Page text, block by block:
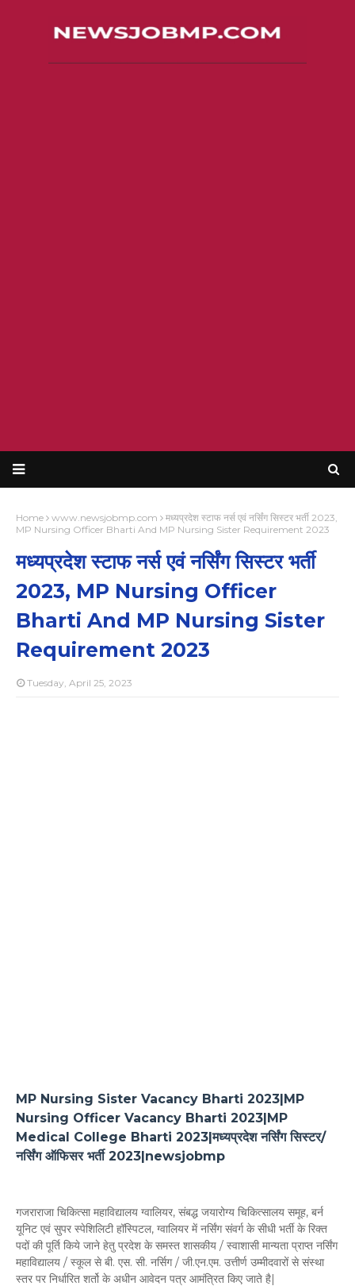
Home www.newsjobmp.com
मध्यप्रदेश स्टाफ नर्स एवं नर्सिंग सिस्टर भर्ती 2023,
MP Nursing Officer Bharti And MP Nursing Sister Requirement 2023
मध्यप्रदेश स्टाफ नर्स एवं नर्सिंग सिस्टर भर्ती
2023, MP Nursing Officer
Bharti And MP Nursing Sister
Requirement 2023
Tuesday, April 25, 2023
MP Nursing Sister Vacancy Bharti 2023|MP
Nursing Officer Vacancy Bharti 2023|MP
Medical College Bharti 2023|मध्यप्रदेश नर्सिंग सिस्टर/
नर्सिंग ऑफिसर भर्ती 2023|newsjobmp
गजराराजा चिकित्सा महाविद्यालय ग्वालियर, संबद्ध जयारोग्य चिकित्सालय समूह, बर्न
यूनिट एवं सुपर स्पेशिलिटी हॉस्पिटल, ग्वालियर में नर्सिंग संवर्ग के सीधी भर्ती के रिक्त
पदों की पूर्ति किये जाने हेतु प्रदेश के समस्त शासकीय / स्वाशासी मान्यता प्राप्त नर्सिंग
महाविद्यालय / स्कूल से बी. एस. सी. नर्सिग / जी.एन.एम. उत्तीर्ण उम्मीदवारों से संस्था
स्तर पर निर्धारित शर्तो के अधीन आवेदन पत्र आमंत्रित किए जाते है|